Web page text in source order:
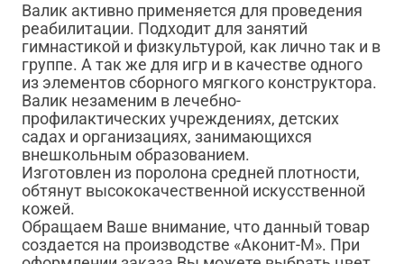
Валик активно применяется для проведения
реабилитации. Подходит для занятий
гимнастикой и физкультурой, как лично так и в
группе. А так же для игр и в качестве одного
из элементов сборного мягкого конструктора.
Валик незаменим в лечебно-
профилактических учреждениях, детских
садах и организациях, занимающихся
внешкольным образованием.
Изготовлен из поролона средней плотности,
обтянут высококачественной искусственной
кожей.
Обращаем Ваше внимание, что данный товар
создается на производстве «Аконит-М». При